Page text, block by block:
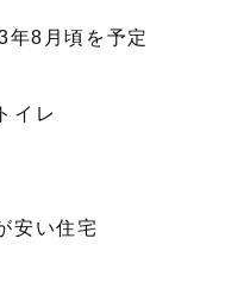
8月頃を予定
イレ
安い住宅